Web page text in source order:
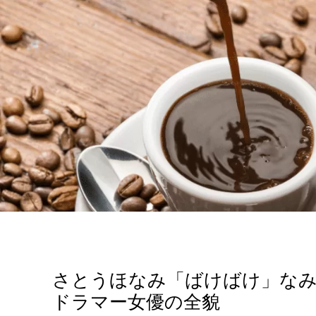
さとうほなみ「ばけばけ」な
ドラマー女優の全貌